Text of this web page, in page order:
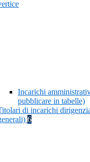
Incarichi
pubblicare in tabelle)
di incarichi
6